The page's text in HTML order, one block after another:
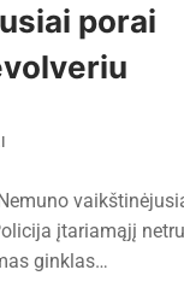
porai
įtariamąjį
ginklas…